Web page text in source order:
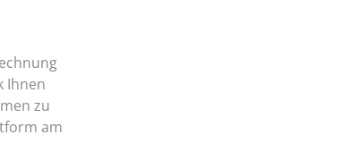
Ihnen
zu
am